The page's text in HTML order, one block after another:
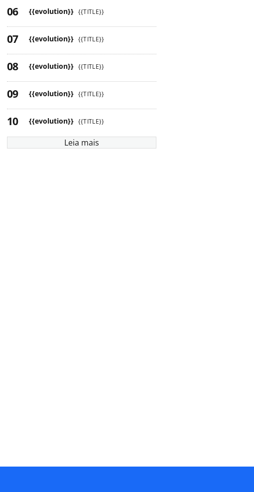
{{evolution}} {{TITLE}}
{{evolution}} {{TITLE}}
{{evolution}} {{TITLE}}
{{evolution}} {{TITLE}}
{{evolution}} {{TITLE}}
Leia mais